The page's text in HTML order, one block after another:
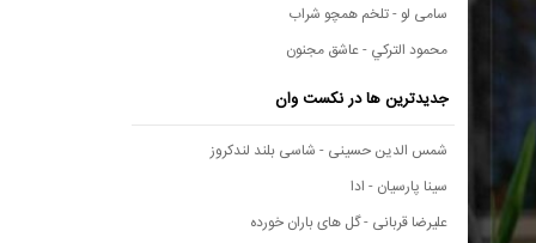
سامی لو - تلخم همچو شراب
محمود التركي - عاشق مجنون
جدیدترین ها در نکست وان
شمس الدین حسینی - شاسی بلند لندکروز
سینا پارسیان - ادا
علیرضا قربانی - گل های باران خورده